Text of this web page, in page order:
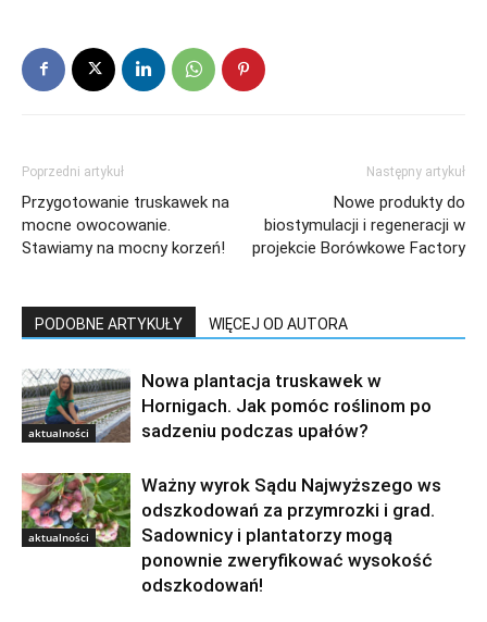
Poprzedni artykuł
Przygotowanie truskawek na
mocne owocowanie.
Stawiamy na mocny korzeń!
Następny artykuł
Nowe produkty do
biostymulacji i regeneracji w
projekcie Borówkowe Factory
PODOBNE ARTYKUŁY WIĘCEJ OD AUTORA
aktualności
Nowa plantacja truskawek w
Hornigach. Jak pomóc roślinom po
sadzeniu podczas upałów?
aktualności
Ważny wyrok Sądu Najwyższego ws
odszkodowań za przymrozki i grad.
Sadownicy i plantatorzy mogą
ponownie zweryfikować wysokość
odszkodowań!